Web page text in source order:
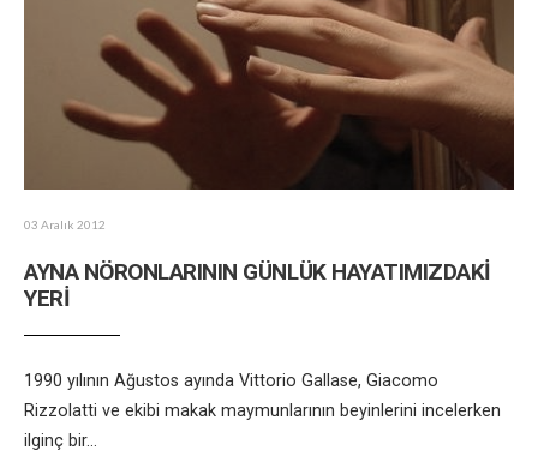
03 Aralık 2012
AYNA NÖRONLARININ GÜNLÜK HAYATIMIZDAKİ
YERİ
1990 yılının Ağustos ayında Vittorio Gallase, Giacomo
Rizzolatti ve ekibi makak maymunlarının beyinlerini incelerken
ilginç bir...